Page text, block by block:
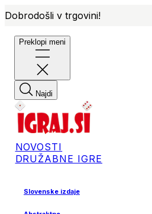
Dobrodošli v trgovini!
Preklopi meni
Najdi
NOVOSTI
DRUŽABNE IGRE
Slovenske izdaje